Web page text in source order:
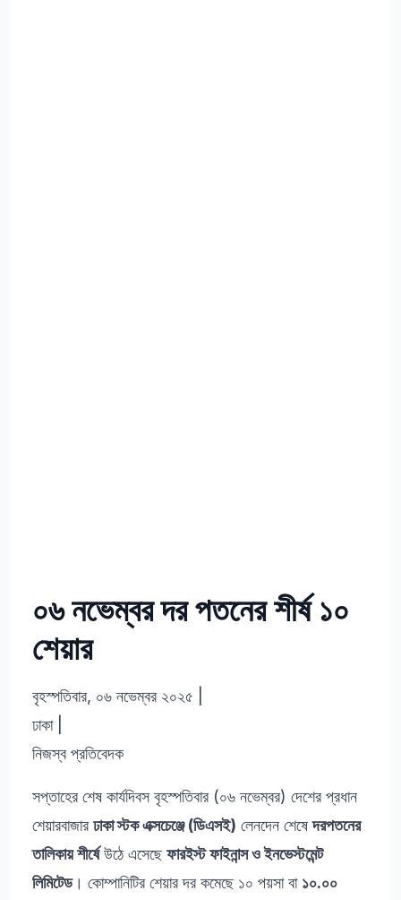
০৬ নভেম্বর দর পতনের শীর্ষ ১০
শেয়ার
বৃহস্পতিবার, ০৬ নভেম্বর ২০২৫
ঢাকা|
নিজস্ব প্রতিবেদক
সপ্তাহের শেষ কার্যদিবস বৃহস্পতিবার (০৬ নভেম্বর) দেশের প্রধান
শেয়ারবাজার ঢাকা স্টক এক্সচেঞ্জে (ডিএসই) লেনদেন শেষেদরপতনের
তালিকায় শীর্ষেউঠে এসেছেফারইস্ট ফাইনান্স ও ইনভেস্টমেন্ট
লিমিটেড। কোম্পানিটির শেয়ার দর কমেছে ১০ পয়সা বা ১০.০০